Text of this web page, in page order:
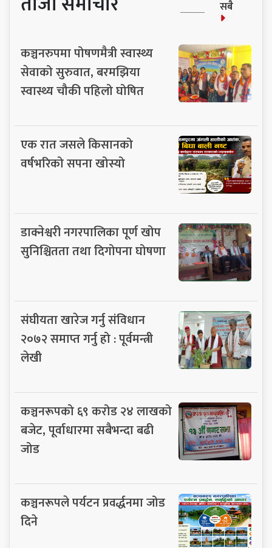
सबै
कञ्चनरुपमा पोषणमैत्री स्वास्थ्य
सेवाको सुरुवात, बरमझिया
स्वास्थ्य चौकी पहिलो घोषित
एक रात जसले किसानको
वर्षभरिको सपना खोस्यो
डाक्नेश्वरी नगरपालिका पूर्ण खोप
सुनिश्चितता तथा दिगोपना घोषणा
संघीयता खारेज गर्नु संविधान
२०७२ समाप्त गर्नु हो : पूर्वमन्त्री
लेखी
कञ्चनरूपको ६९ करोड २४ लाखको
बजेट, पूर्वाधारमा सबैभन्दा बढी
जोड
कञ्चनरूपले पर्यटन प्रवर्द्धनमा जोड
दिने